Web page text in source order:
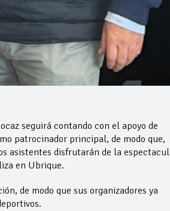
seguirá contando con el apoyo de
patrocinador principal, de modo que,
asistentes disfrutarán de la
en Ubrique.
de modo que sus organizadores ya